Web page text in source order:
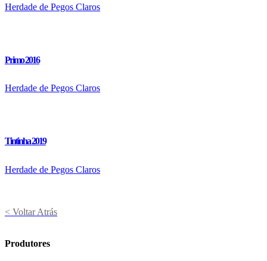
Herdade de Pegos Claros
Primo 2016
Herdade de Pegos Claros
Tintinha 2019
Herdade de Pegos Claros
< Voltar Atrás
Produtores